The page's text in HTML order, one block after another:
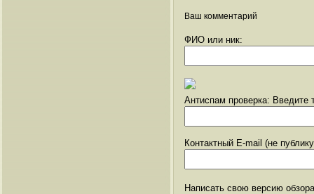
Ваш комментарий
ФИО или ник:
Антиспам проверка: Введите
Контактный E-mail (не
Написать свою версию